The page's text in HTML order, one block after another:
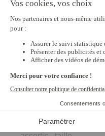
Derniers
smart Coloris